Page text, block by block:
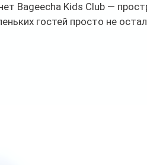
Bageecha Kids Club —
гостей просто не